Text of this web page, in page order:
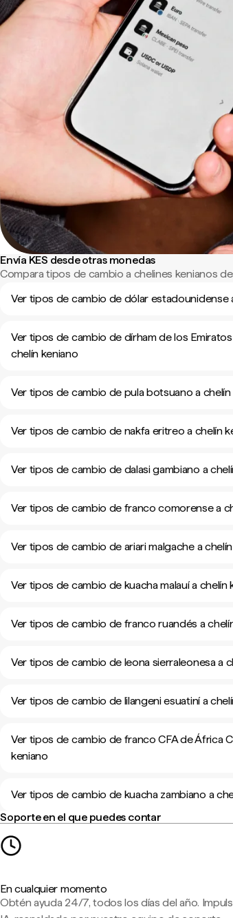
Envía KES desde otras monedas
Compara tipos de cambio a chelines kenianos
Ver tipos de cambio de dólar estadounidense
Ver tipos de cambio de dírham de los
chelín keniano
Ver tipos de cambio de pula botsuano a chelín
Ver tipos de cambio de nakfa eritreo a chelín
Ver tipos de cambio de dalasi gambiano a
Ver tipos de cambio de franco comorense a
Ver tipos de cambio de ariari malgache a
Ver tipos de cambio de kuacha malauí a chelín
Ver tipos de cambio de franco ruandés a
Ver tipos de cambio de leona sierraleonesa a
Ver tipos de cambio de lilangeni esuatiní a
Ver tipos de cambio de franco CFA de África
keniano
Ver tipos de cambio de kuacha zambiano a
Soporte en el que puedes contar
En cualquier momento
Obtén ayuda 24/7, todos los días del año.